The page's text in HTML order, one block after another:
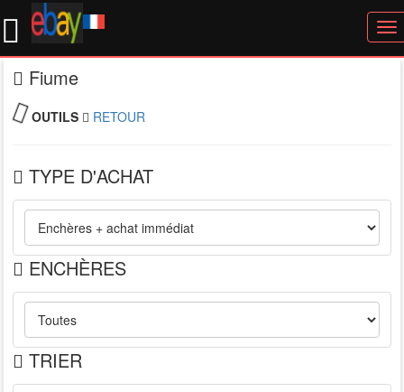
Fiume
OUTILS RETOUR
TYPE D'ACHAT
ENCHÈRES
TRIER